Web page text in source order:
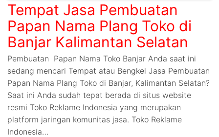
Tempat Jasa Pembuatan
Papan Nama Plang Toko di
Banjar Kalimantan Selatan
Pembuatan Papan Nama Toko Banjar Anda saat ini
sedang mencari Tempat atau Bengkel Jasa Pembuatan
Papan Nama Plang Toko di Banjar, Kalimantan Selatan?
Saat ini Anda sudah tepat berada di situs website
resmi Toko Reklame Indonesia yang merupakan
platform jaringan komunitas jasa. Toko Reklame
Indonesia…